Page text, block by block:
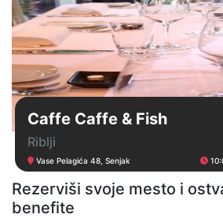
Caffe Caffe & Fish
Riblji
Vase Pelagića 48, Senjak
Rezerviši svoje mesto i
benefite